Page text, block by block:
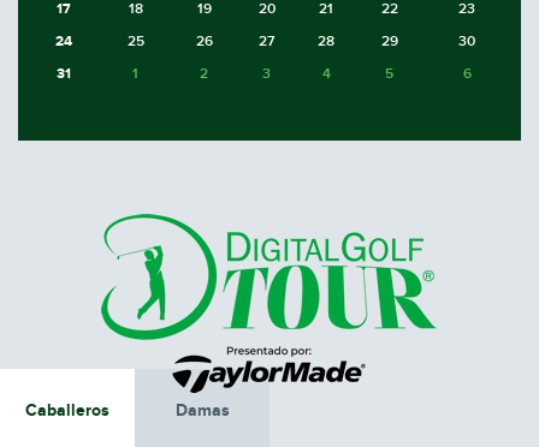
17 18 19 20 21 22
23
24
25 26 27 28 29
30
31
1 2 3 4 5 6
Caballeros Damas